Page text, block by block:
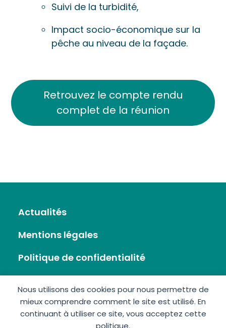
Nous utilisons des cookies pour nous permettre de
mieux comprendre comment le site est utilisé. En
continuant à utiliser ce site, vous acceptez cette
politique.
Suivi de la turbidité,
Impact socio-économique sur la
pêche au niveau de la façade.
Retrouvez le compte rendu
complet de la réunion
Actualités
Mentions légales
Politique de confidentialité
Plan du site